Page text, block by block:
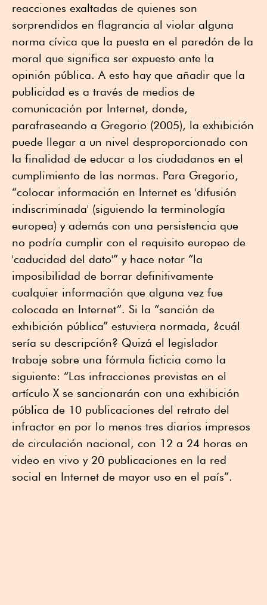
reacciones exaltadas de quienes son
sorprendidos en flagrancia al violar alguna
norma cívica que la puesta en el paredón de la
moral que significa ser expuesto ante la
opinión pública. A esto hay que añadir que la
publicidad es a través de medios de
comunicación por Internet, donde,
parafraseando a Gregorio (2005), la exhibición
puede llegar a un nivel desproporcionado con
la finalidad de educar a los ciudadanos en el
cumplimiento de las normas. Para Gregorio,
“colocar información en Internet es 'difusión
indiscriminada' (siguiendo la terminología
europea) y además con una persistencia que
no podría cumplir con el requisito europeo de
'caducidad del dato'” y hace notar “la
imposibilidad de borrar definitivamente
cualquier información que alguna vez fue
colocada en Internet”. Si la “sanción de
exhibición pública” estuviera normada, ¿cuál
sería su descripción? Quizá el legislador
trabaje sobre una fórmula ficticia como la
siguiente: “Las infracciones previstas en el
artículo X se sancionarán con una exhibición
pública de 10 publicaciones del retrato del
infractor en por lo menos tres diarios impresos
de circulación nacional, con 12 a 24 horas en
video en vivo y 20 publicaciones en la red
social en Internet de mayor uso en el país”.